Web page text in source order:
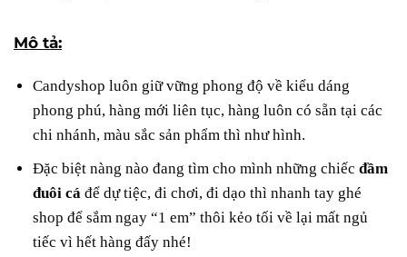
Mô tả:
Candyshop luôn giữ vững phong độ về kiểu dáng
phong phú, hàng mới liên tục, hàng luôn có sẵn tại các
chi nhánh, màu sắc sản phẩm thì như hình.
Đặc biệt nàng nào đang tìm cho mình những chiếc đầm
đuôi cáđể dự tiệc, đi chơi, đi dạo thì nhanh tay ghé
shop để sắm ngay “1 em” thôi kẻo tối về lại mất ngủ
tiếc vì hết hàng đấy nhé!